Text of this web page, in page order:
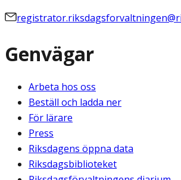
Genvägar
Arbeta hos oss
Beställ och ladda ner
För lärare
Press
Riksdagens öppna data
Riksdagsbiblioteket